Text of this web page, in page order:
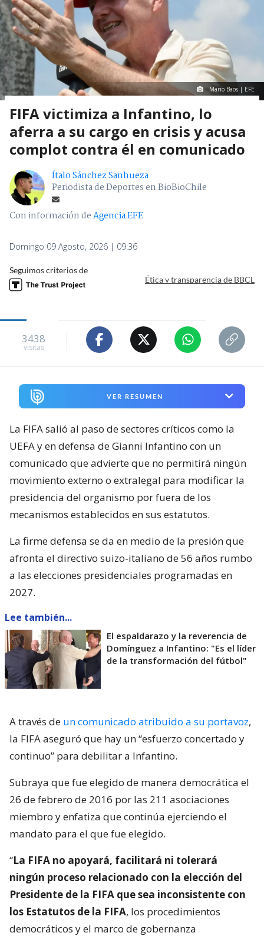
Mario Baos | EFE
FIFA victimiza a Infantino, lo
aferra a su cargo en crisis y acusa
complot contra él en comunicado
Ítalo Sánchez Sanhueza
Periodista de Deportes en BioBioChile
Con información deAgencia EFE
Domingo 09 Agosto, 2026 | 09:36
Seguimos criterios de
Ética y transparencia de BBCL
3438
visitas
VER RESUMEN
La FIFA salió al paso de sectores críticos como la
UEFA y en defensa de Gianni Infantino con un
comunicado que advierte que no permitirá ningún
movimiento externo o extralegal para modificar la
presidencia del organismo por fuera de los
mecanismos establecidos en sus estatutos.
La firme defensa se da en medio de la presión que
afronta el directivo suizo-italiano de 56 años rumbo
a las elecciones presidenciales programadas en
2027.
Lee también...
El espaldarazo y la reverencia de
Domínguez a Infantino: "Es el líder
de la transformación del fútbol"
A través de un comunicado atribuido a su portavoz,
la FIFA aseguró que hay un “esfuerzo concertado y
continuo” para debilitar a Infantino.
Subraya que fue elegido de manera democrática el
26 de febrero de 2016 por las 211 asociaciones
miembro y enfatiza que continúa ejerciendo el
mandato para el que fue elegido.
“La FIFA no apoyará, facilitará ni tolerará
ningún proceso relacionado con la elección del
Presidente de la FIFA que sea inconsistente con
los Estatutos de la FIFA, los procedimientos
democráticos y el marco de gobernanza